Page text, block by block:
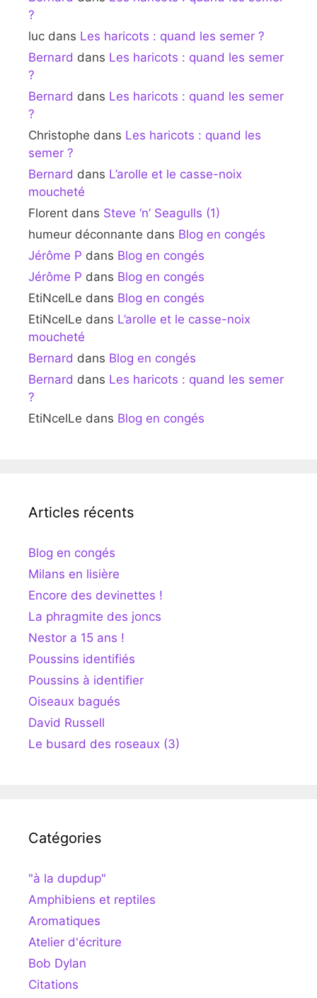
?
luc dans Les haricots : quand les semer ?
Bernard dans Les haricots : quand les semer
?
Bernard dans Les haricots : quand les semer
?
Christophe dans Les haricots : quand les
semer ?
Bernard dans L’arolle et le casse-noix
moucheté
Florent dans Steve ‘n’ Seagulls (1)
humeur déconnante dans Blog en congés
Jérôme P dans Blog en congés
Jérôme P dans Blog en congés
EtiNcelLe dans Blog en congés
EtiNcelLe dans L’arolle et le casse-noix
moucheté
Bernard dans Blog en congés
Bernard dans Les haricots : quand les semer
?
EtiNcelLe dans Blog en congés
Articles récents
Blog en congés
Milans en lisière
Encore des devinettes !
La phragmite des joncs
Nestor a 15 ans !
Poussins identifiés
Poussins à identifier
Oiseaux bagués
David Russell
Le busard des roseaux (3)
Catégories
"à la dupdup"
Amphibiens et reptiles
Aromatiques
Atelier d'écriture
Bob Dylan
Citations